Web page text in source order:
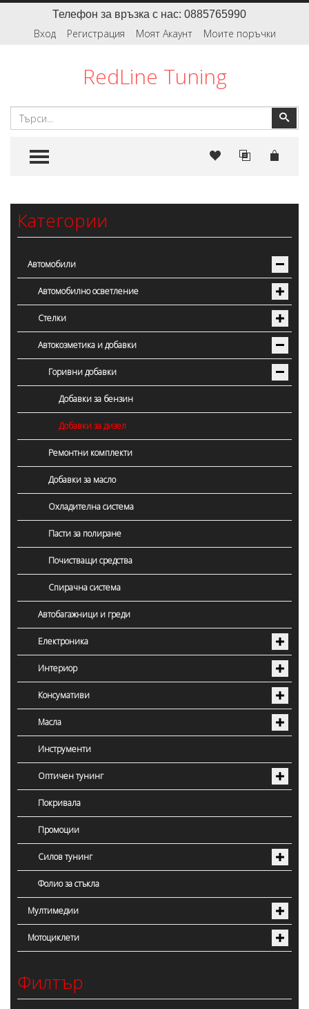
Телефон за връзка с нас: 0885765990
Вход Регистрация Моят Акаунт Моите поръчки
RedLine Tuning
TOGGLE MENU
Категории
Автомобили
Автомобилно осветление
Стелки
Автокозметика и добавки
Горивни добавки
Добавки за бензин
Добавки за дизел
Ремонтни комплекти
Добавки за масло
Охладителна система
Пасти за полиране
Почистващи средства
Спирачна система
Автобагажници и греди
Електроника
Интериор
Консумативи
Масла
Инструменти
Оптичен тунинг
Покривала
Промоции
Силов тунинг
Фолио за стъкла
Мултимедии
Мотоциклети
Филтър